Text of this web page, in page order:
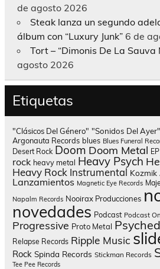
de agosto 2026
Steak lanza un segundo
álbum con “Luxury Junk” 6 de
Tort – “Dimonis De La Sauva
agosto 2026
Etiquetas
"Clásicos Del Género" "Sonidos Del Ayer"
Argonauta Records blues Blues Funeral
Desert Rock Doom Doom Metal EP
rock heavy metal Heavy Psych
Heavy Rock Instrumental
Lanzamientos Magnetic Eye Records
Napalm Records Nooirax Producciones
novedades Podcast Podcast
Progressive Proto Metal
Relapse Records Ripple Music
Rock Spinda Records Stickman Records
Tee Pee Records